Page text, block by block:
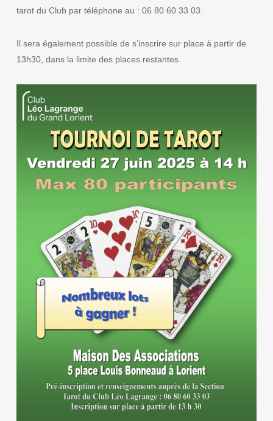
tarot du Club par téléphone au : 06 80 60 33 03.
Il sera également possible de s’inscrire sur place à partir de
13h30, dans la limite des places restantes.